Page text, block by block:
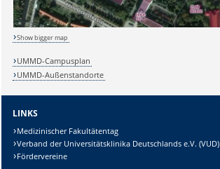
Lösung:
Show bigger map
UMMD-Campusplan
UMMD-Außenstandorte
LINKS
Medizinischer Fakultätentag
Verband der Universitätsklinika Deutschlands e.V. (VUD)
Fördervereine